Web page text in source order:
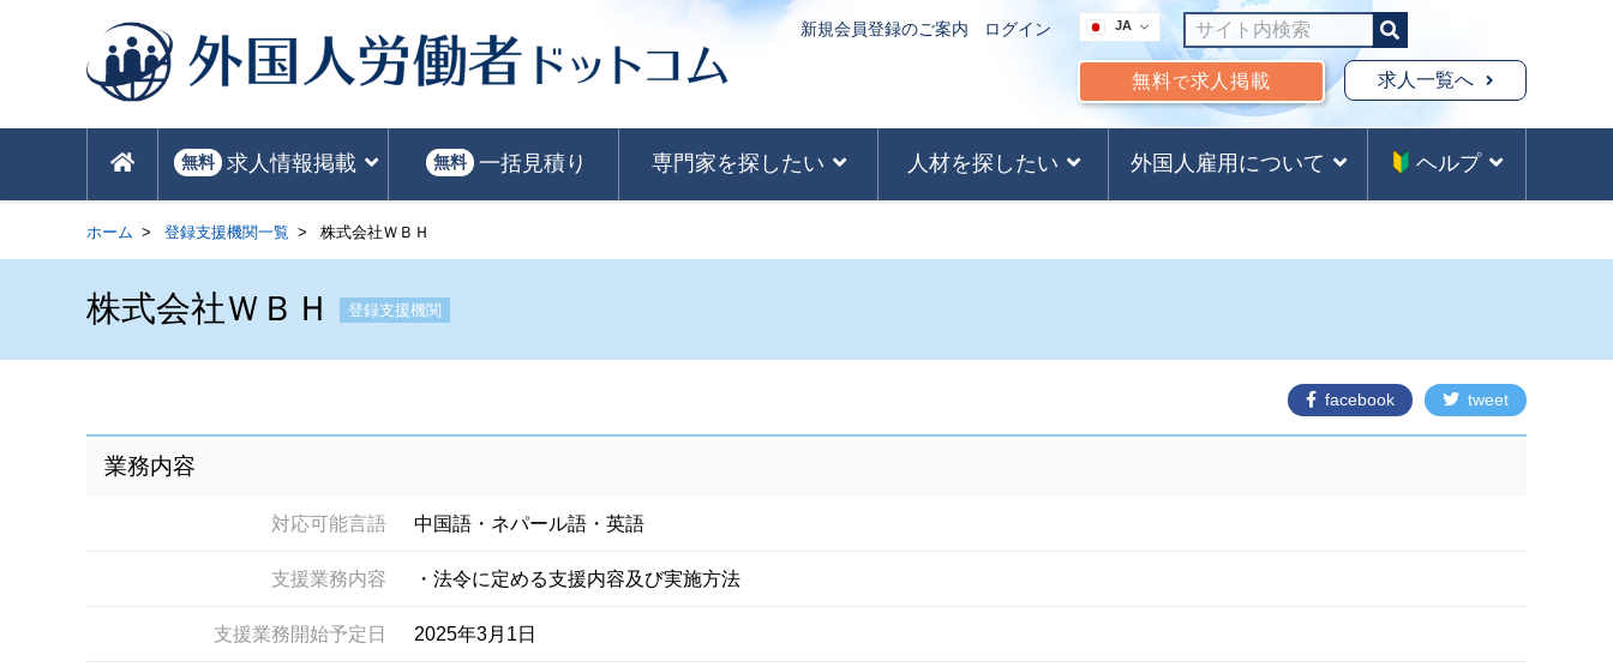
新規会員登録のご案内 ログイン JA
無料で求人掲載 求人一覧へ
無料 求人情報掲載 無料 一括見積り 専門家を探したい 人材を探したい 外国人雇用について ヘルプ
ホーム 登録支援機関一覧 株式会社ＷＢＨ
株式会社ＷＢＨ 登録支援機関
facebook tweet
業務内容
対応可能言語 中国語・ネパール語・英語
支援業務内容 ・法令に定める支援内容及び実施方法
支援業務開始予定日 2025年3月1日